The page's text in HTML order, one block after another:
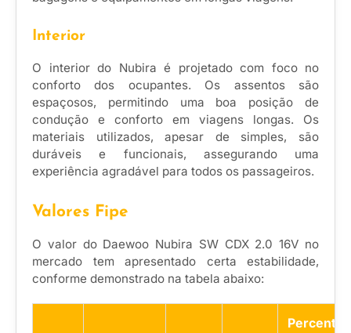
Interior
O interior do Nubira é projetado com foco no
conforto dos ocupantes. Os assentos são
espaçosos, permitindo uma boa posição de
condução e conforto em viagens longas. Os
materiais utilizados, apesar de simples, são
duráveis e funcionais, assegurando uma
experiência agradável para todos os passageiros.
Valores Fipe
O valor do Daewoo Nubira SW CDX 2.0 16V no
mercado tem apresentado certa estabilidade,
conforme demonstrado na tabela abaixo: